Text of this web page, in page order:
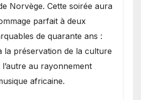
Norvège. Cette soirée aura
parfait à deux
de quarante ans :
la préservation de la culture
au rayonnement
africaine.